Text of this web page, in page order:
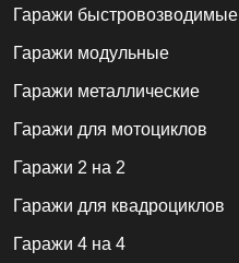
Гаражи быстровозводимые
Гаражи модульные
Гаражи металлические
Гаражи для мотоциклов
Гаражи 2 на 2
Гаражи для квадроциклов
Гаражи 4 на 4